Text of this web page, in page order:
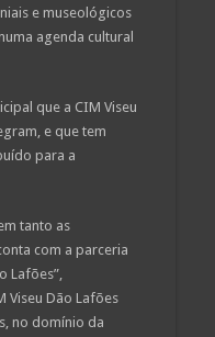
e museológicos
agenda cultural
que a CIM Viseu
e que tem
para a
tanto as
com a parceria
Lafões”,
Viseu Dão Lafões
no domínio da